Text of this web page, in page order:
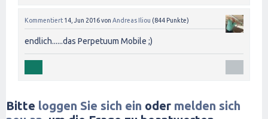
Kommentiert 14, Jun 2016von Andreas Iliou (844 Punkte)
endlich......das Perpetuum Mobile ;)
Bitte loggen Sie sich ein oder melden sich